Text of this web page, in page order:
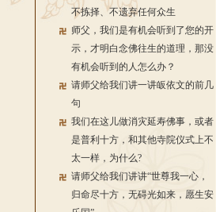
不拣择、不遗弃任何众生
师父，我们是有机会听到了您的开
示，才明白念佛往生的道理，那没
有机会听到的人怎么办？
请师父给我们讲一讲皈依文的前几
句
我们在这儿做消灾延寿佛事，或者
是普利十方，和其他寺院仪式上不
太一样，为什么?
请师父给我们讲讲“世尊我一心，
归命尽十方，无碍光如来，愿生安